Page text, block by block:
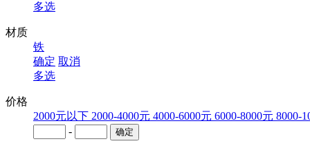
多选
材质
铁
确定 取消
多选
价格
2000元以下 2000-4000元 4000-6000元 6000-8000元 8000-
-